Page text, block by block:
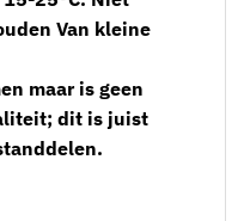
Van kleine
maar is geen
dit is juist